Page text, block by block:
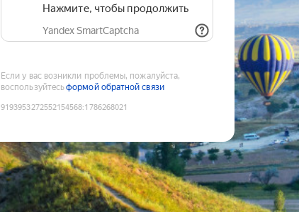
Нажмите, чтобы продолжить
Yandex SmartCaptcha
Если у вас возникли проблемы, пожалуйста,
воспользуйтесьформой обратной связи
9193953272552154568:1786268021